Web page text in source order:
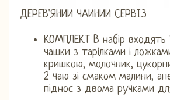
ДЕРЕВ'ЯНИЙ ЧАЙНИЙ СЕРВІЗ
КОМПЛЕКТ В набір входять
чашки з тарілками і
кришкою, молочник,
2 чаю зі смаком малини,
піднос з двома ручками